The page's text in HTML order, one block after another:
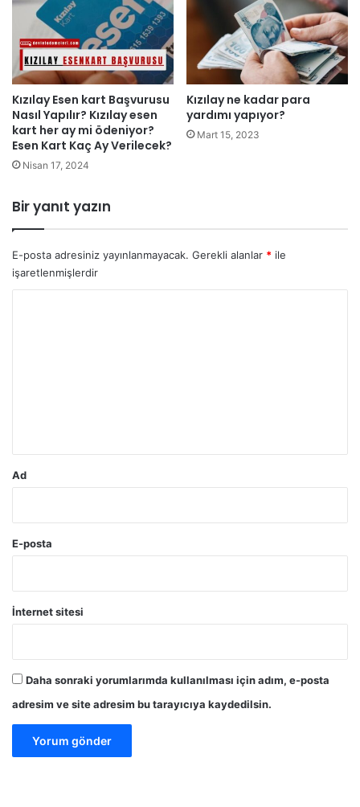
Kızılay Esen kart Başvurusu
Nasıl Yapılır? Kızılay esen
kart her ay mi ödeniyor?
Esen Kart Kaç Ay Verilecek?
Nisan 17, 2024
Kızılay ne kadar para
yardımı yapıyor?
Mart 15, 2023
Bir yanıt yazın
E-posta adresiniz yayınlanmayacak. Gerekli alanlar * ile
işaretlenmişlerdir
Ad
E-posta
İnternet sitesi
Daha sonraki yorumlarımda kullanılması için adım, e-posta
adresim ve site adresim bu tarayıcıya kaydedilsin.